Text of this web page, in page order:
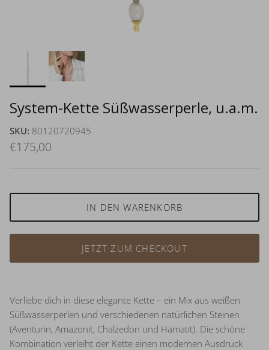
System-Kette Süßwasserperle, u.a.m.
SKU: 80120720945
€175,00
IN DEN WARENKORB
JETZT ZUM CHECKOUT
Verliebe dich in diese elegante Kette – ein Mix aus weißen
Süßwasserperlen und verschiedenen natürlichen Steinen
(Aventurin, Amazonit, Chalzedon und Hämatit). Die schöne
Kombination verleiht der Kette einen modernen Ausdruck